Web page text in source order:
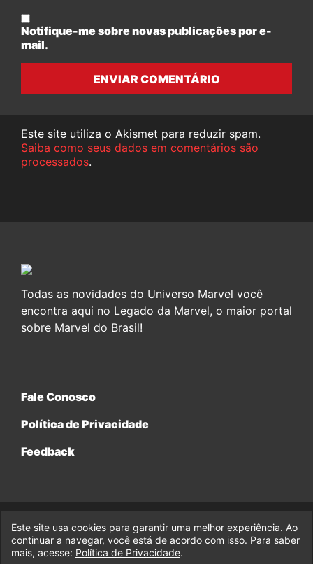
Notifique-me sobre novas publicações por e-
mail.
ENVIAR COMENTÁRIO
Este site utiliza o Akismet para reduzir spam.
Saiba como seus dados em comentários são
processados.
Todas as novidades do Universo Marvel você
encontra aqui no Legado da Marvel, o maior portal
sobre Marvel do Brasil!
Fale Conosco
Política de Privacidade
Feedback
© 2017-2026 Legado da Marvel, uma empresa da Legado
Enterprises.
Este site usa cookies para garantir uma melhor experiência. Ao
continuar a navegar, você está de acordo com isso. Para saber
mais, acesse: Política de Privacidade.